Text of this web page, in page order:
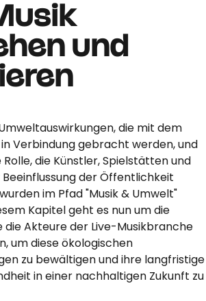
und
die mit dem
Verbindung gebracht werden, und
die Künstler, Spielstätten und
der Öffentlichkeit
im Pfad "Musik & Umwelt"
Kapitel geht es nun um die
die Akteure der Live-Musikbranche
um diese ökologischen
zu bewältigen und ihre langfristige
in einer nachhaltigen Zukunft zu